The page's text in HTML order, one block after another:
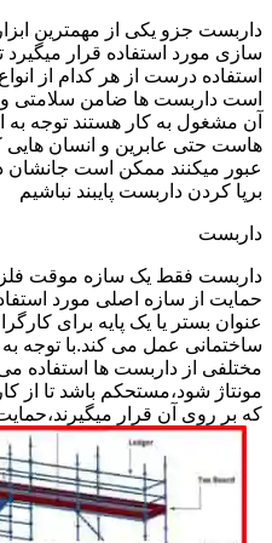
داربست جزو یکی از مهمترین
سازی مورد استفاده قرار
استفاده درست از هر کدام از
است داربست ها ضامن سلامتی
آن مشغول به کار هستند توجه به
هاست حتی عابرین و انسان
عبور میکنند ممکن است
برپا کردن داربست پایبند نباشیم
داربست
داربست فقط یک سازه موقت
حمایت از سازه اصلی مورد
عنوان بستر یا یک پایه برای
ساختمانی عمل می کند.با توجه
مختلفی از داربست ها استفاده
مونتاژ شود،مستحکم باشد تا از
که بر روی آن قرار